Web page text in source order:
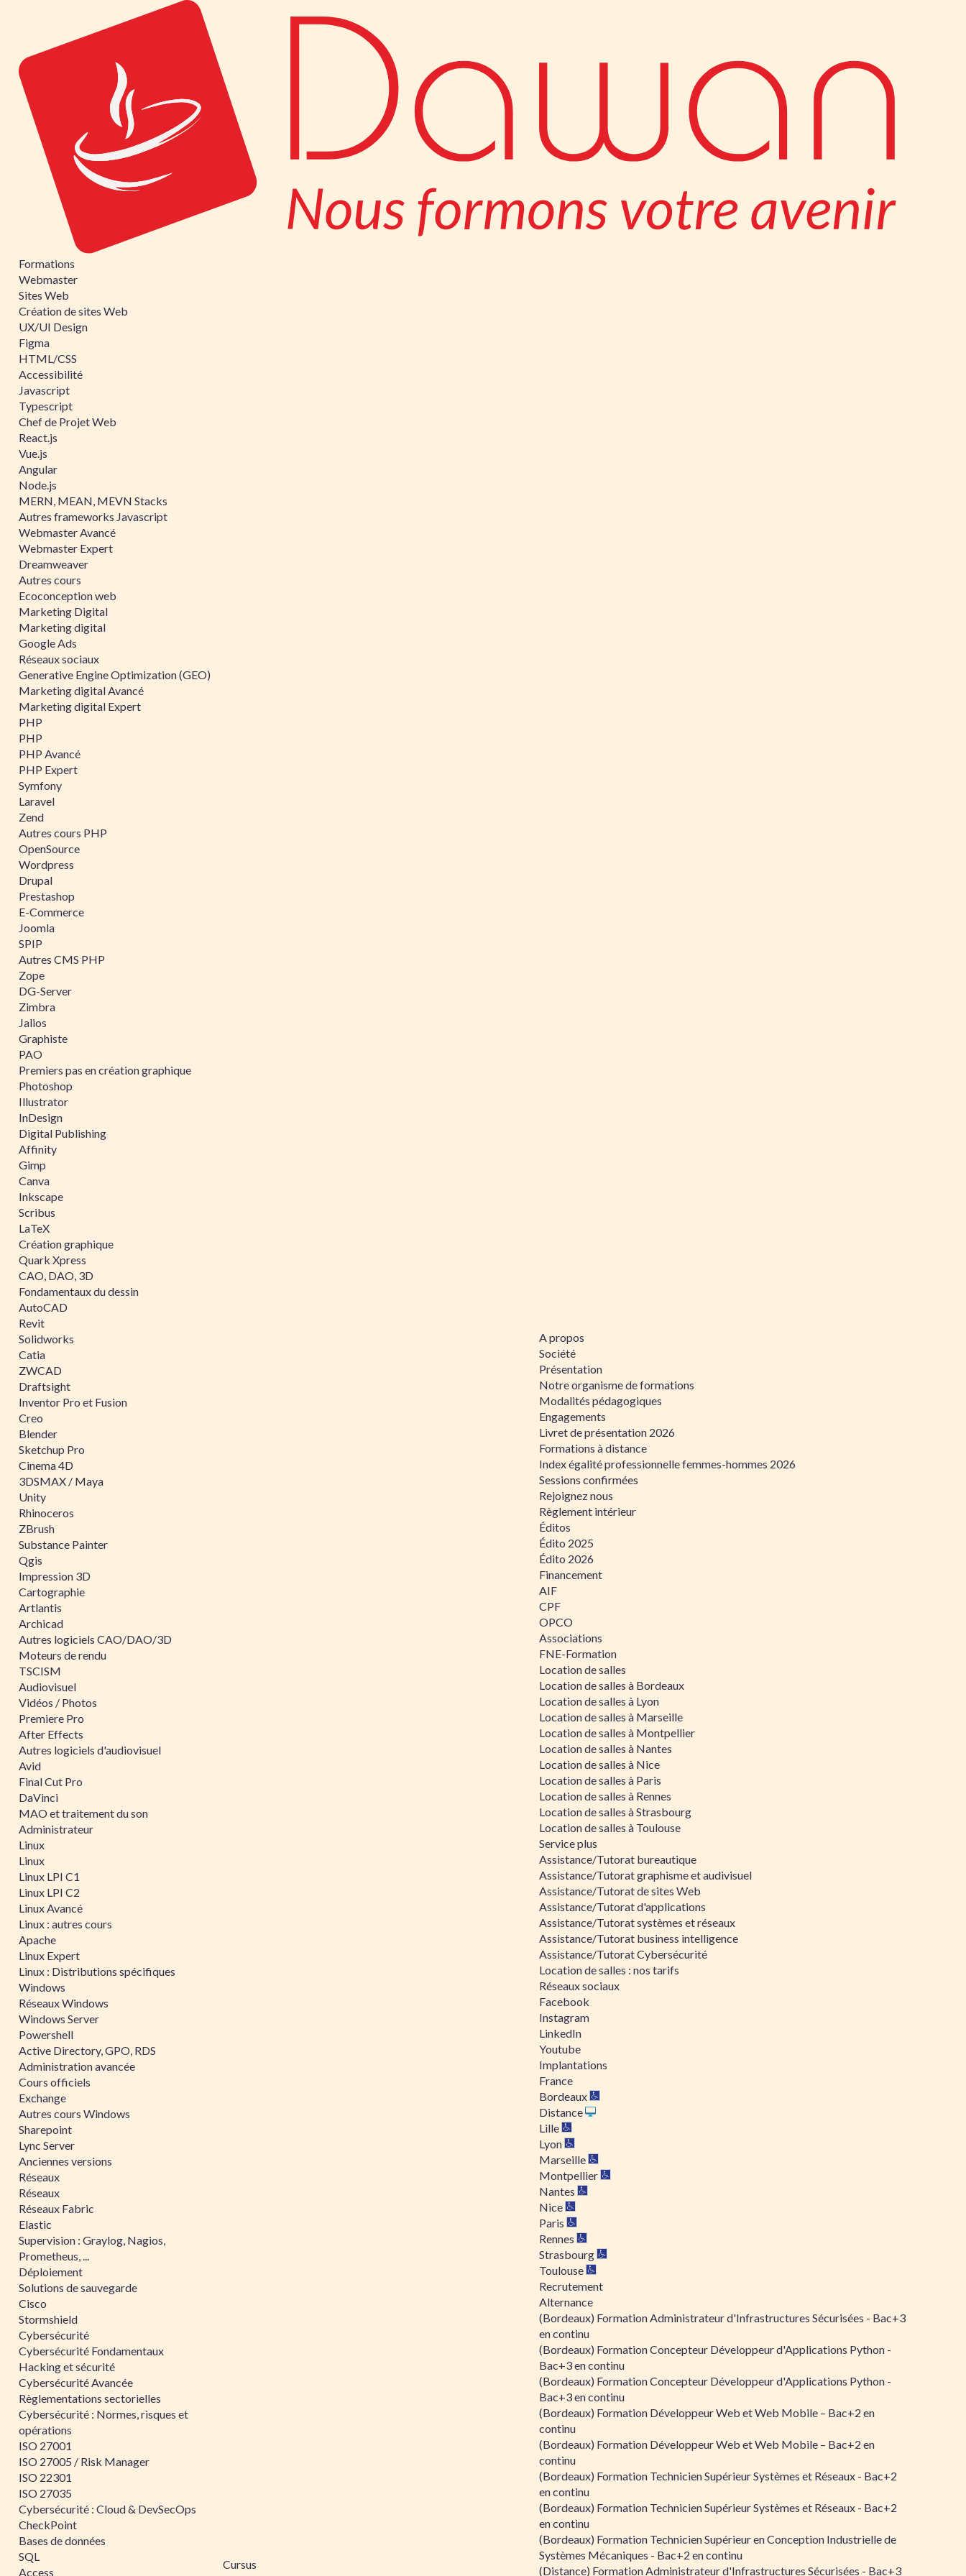
Formations
Webmaster
Sites Web
Création de sites Web
UX/UI Design
Figma
HTML/CSS
Accessibilité
Javascript
Typescript
Chef de Projet Web
React.js
Vue.js
Angular
Node.js
MERN, MEAN, MEVN Stacks
Autres frameworks Javascript
Webmaster Avancé
Webmaster Expert
Dreamweaver
Autres cours
Ecoconception web
Marketing Digital
Marketing digital
Google Ads
Réseaux sociaux
Generative Engine Optimization (GEO)
Marketing digital Avancé
Marketing digital Expert
PHP
PHP
PHP Avancé
PHP Expert
Symfony
Laravel
Zend
Autres cours PHP
OpenSource
Wordpress
Drupal
Prestashop
E-Commerce
Joomla
SPIP
Autres CMS PHP
Zope
DG-Server
Zimbra
Jalios
Graphiste
PAO
Premiers pas en création graphique
Photoshop
Illustrator
InDesign
Digital Publishing
Affinity
Gimp
Canva
Inkscape
Scribus
LaTeX
Création graphique
Quark Xpress
CAO, DAO, 3D
Fondamentaux du dessin
AutoCAD
Revit
Solidworks
Catia
ZWCAD
Draftsight
Inventor Pro et Fusion
Creo
Blender
Sketchup Pro
Cinema 4D
3DSMAX / Maya
Unity
Rhinoceros
ZBrush
Substance Painter
Qgis
Impression 3D
Cartographie
Artlantis
Archicad
Autres logiciels CAO/DAO/3D
Moteurs de rendu
TSCISM
Audiovisuel
Vidéos / Photos
Premiere Pro
After Effects
Autres logiciels d'audiovisuel
Avid
Final Cut Pro
DaVinci
MAO et traitement du son
Administrateur
Linux
Linux
Linux LPI C1
Linux LPI C2
Linux Avancé
Linux : autres cours
Apache
Linux Expert
Linux : Distributions spécifiques
Windows
Réseaux Windows
Windows Server
Powershell
Active Directory, GPO, RDS
Administration avancée
Cours officiels
Exchange
Autres cours Windows
Sharepoint
Lync Server
Anciennes versions
Réseaux
Réseaux
Réseaux Fabric
Elastic
Supervision : Graylog, Nagios,
Prometheus, ...
Déploiement
Solutions de sauvegarde
Cisco
Stormshield
Cybersécurité
Cybersécurité Fondamentaux
Hacking et sécurité
Cybersécurité Avancée
Règlementations sectorielles
Cybersécurité : Normes, risques et
opérations
ISO 27001
ISO 27005 / Risk Manager
ISO 22301
ISO 27035
Cybersécurité : Cloud & DevSecOps
CheckPoint
Bases de données
SQL
Access
Cursus
A propos
Société
Présentation
Notre organisme de formations
Modalités pédagogiques
Engagements
Livret de présentation 2026
Formations à distance
Index égalité professionnelle femmes-hommes 2026
Sessions confirmées
Rejoignez nous
Règlement intérieur
Éditos
Édito 2025
Édito 2026
Financement
AIF
CPF
OPCO
Associations
FNE-Formation
Location de salles
Location de salles à Bordeaux
Location de salles à Lyon
Location de salles à Marseille
Location de salles à Montpellier
Location de salles à Nantes
Location de salles à Nice
Location de salles à Paris
Location de salles à Rennes
Location de salles à Strasbourg
Location de salles à Toulouse
Service plus
Assistance/Tutorat bureautique
Assistance/Tutorat graphisme et audivisuel
Assistance/Tutorat de sites Web
Assistance/Tutorat d'applications
Assistance/Tutorat systèmes et réseaux
Assistance/Tutorat business intelligence
Assistance/Tutorat Cybersécurité
Location de salles : nos tarifs
Réseaux sociaux
Facebook
Instagram
LinkedIn
Youtube
Implantations
France
Bordeaux
Distance
Lille
Lyon
Marseille
Montpellier
Nantes
Nice
Paris
Rennes
Strasbourg
Toulouse
Recrutement
Alternance
(Bordeaux) Formation Administrateur d'Infrastructures Sécurisées - Bac+3
en continu
(Bordeaux) Formation Concepteur Développeur d'Applications Python -
Bac+3 en continu
(Bordeaux) Formation Concepteur Développeur d'Applications Python -
Bac+3 en continu
(Bordeaux) Formation Développeur Web et Web Mobile – Bac+2 en
continu
(Bordeaux) Formation Développeur Web et Web Mobile – Bac+2 en
continu
(Bordeaux) Formation Technicien Supérieur Systèmes et Réseaux - Bac+2
en continu
(Bordeaux) Formation Technicien Supérieur Systèmes et Réseaux - Bac+2
en continu
(Bordeaux) Formation Technicien Supérieur en Conception Industrielle de
Systèmes Mécaniques - Bac+2 en continu
(Distance) Formation Administrateur d'Infrastructures Sécurisées - Bac+3